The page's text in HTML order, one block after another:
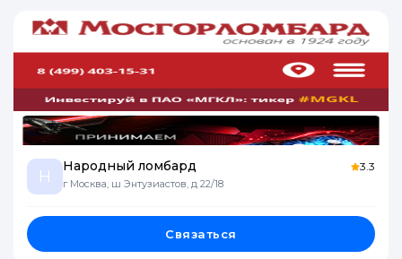
Н
Народный ломбард
г Москва, ш Энтузиастов, д 22/18
3.3
Связаться